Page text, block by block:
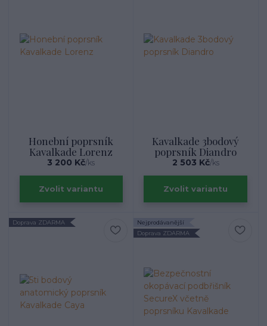
Honební poprsník
Kavalkade Lorenz
3 200 Kč/ks
Zvolit variantu
Kavalkade 3bodový
poprsník Diandro
2 503 Kč/ks
Zvolit variantu
Doprava ZDARMA
Nejprodávanější
Doprava ZDARMA